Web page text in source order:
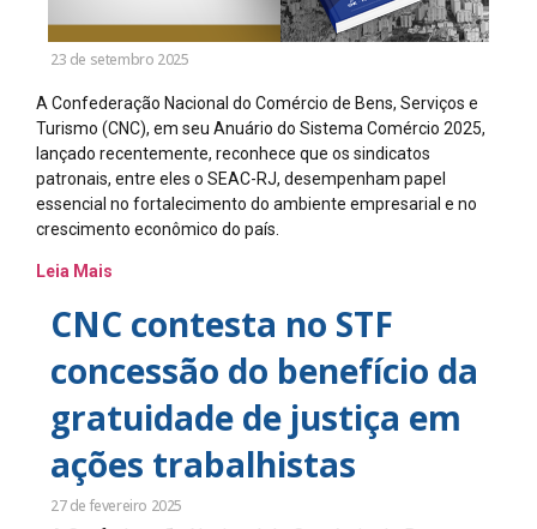
23 de setembro 2025
A Confederação Nacional do Comércio de Bens, Serviços e
Turismo (CNC), em seu Anuário do Sistema Comércio 2025,
lançado recentemente, reconhece que os sindicatos
patronais, entre eles o SEAC-RJ, desempenham papel
essencial no fortalecimento do ambiente empresarial e no
crescimento econômico do país.
Leia Mais
CNC contesta no STF
concessão do benefício da
gratuidade de justiça em
ações trabalhistas
27 de fevereiro 2025